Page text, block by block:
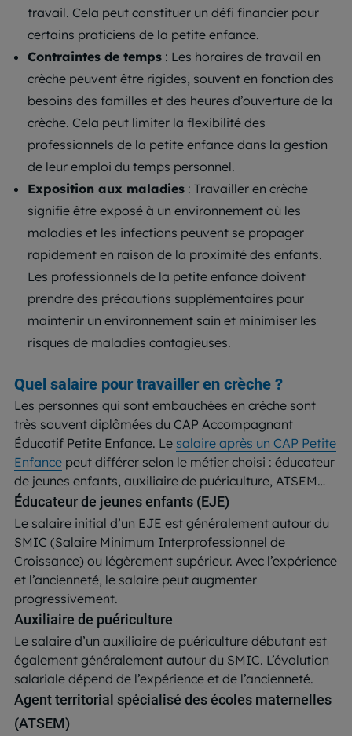
travail. Cela peut constituer un défi financier pour
certains praticiens de la petite enfance.
Contraintes de temps : Les horaires de travail en
crèche peuvent être rigides, souvent en fonction des
besoins des familles et des heures d’ouverture de la
crèche. Cela peut limiter la flexibilité des
professionnels de la petite enfance dans la gestion
de leur emploi du temps personnel.
Exposition aux maladies : Travailler en crèche
signifie être exposé à un environnement où les
maladies et les infections peuvent se propager
rapidement en raison de la proximité des enfants.
Les professionnels de la petite enfance doivent
prendre des précautions supplémentaires pour
maintenir un environnement sain et minimiser les
risques de maladies contagieuses.
Quel salaire pour travailler en crèche ?
Les personnes qui sont embauchées en crèche sont
très souvent diplômées du CAP Accompagnant
Éducatif Petite Enfance. Le salaire après un CAP Petite
Enfance peut différer selon le métier choisi : éducateur
de jeunes enfants, auxiliaire de puériculture, ATSEM…
Éducateur de jeunes enfants (EJE)
Le salaire initial d’un EJE est généralement autour du
SMIC (Salaire Minimum Interprofessionnel de
Croissance) ou légèrement supérieur. Avec l’expérience
et l’ancienneté, le salaire peut augmenter
progressivement.
Auxiliaire de puériculture
Le salaire d’un auxiliaire de puériculture débutant est
également généralement autour du SMIC. L’évolution
salariale dépend de l’expérience et de l’ancienneté.
Agent territorial spécialisé des écoles maternelles
(ATSEM)